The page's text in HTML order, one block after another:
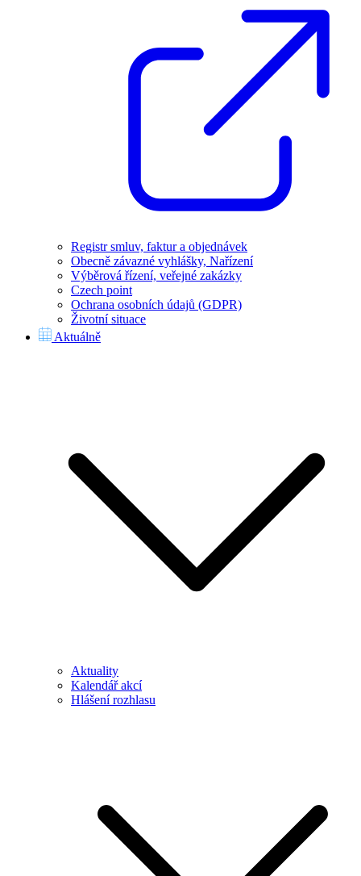
Registr smluv, faktur a objednávek
Obecně závazné vyhlášky, Nařízení
Výběrová řízení, veřejné zakázky
Czech point
Ochrana osobních údajů (GDPR)
Životní situace
Aktuálně
Aktuality
Kalendář akcí
Hlášení rozhlasu